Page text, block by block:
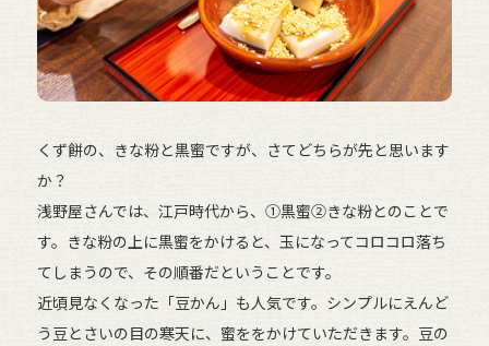
くず餅の、きな粉と黒蜜ですが、さてどちらが先と思います
か？
浅野屋さんでは、江戸時代から、①黒蜜②きな粉とのことで
す。きな粉の上に黒蜜をかけると、玉になってコロコロ落ち
てしまうので、その順番だということです。
近頃見なくなった「豆かん」も人気です。シンプルにえんど
う豆とさいの目の寒天に、蜜ををかけていただきます。豆の